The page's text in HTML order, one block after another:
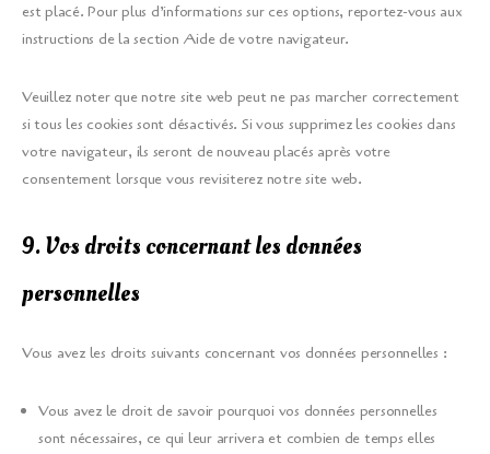
est placé. Pour plus d’informations sur ces options, reportez-vous aux
instructions de la section Aide de votre navigateur.
Veuillez noter que notre site web peut ne pas marcher correctement
si tous les cookies sont désactivés. Si vous supprimez les cookies dans
votre navigateur, ils seront de nouveau placés après votre
consentement lorsque vous revisiterez notre site web.
9. Vos droits concernant les données
personnelles
Vous avez les droits suivants concernant vos données personnelles :
Vous avez le droit de savoir pourquoi vos données personnelles
sont nécessaires, ce qui leur arrivera et combien de temps elles